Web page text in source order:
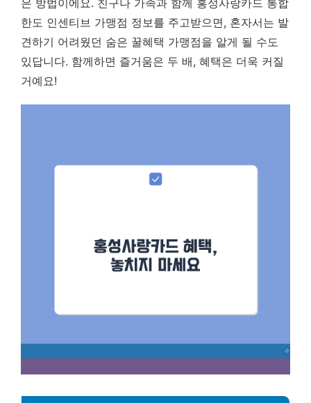
은 방법이에요. 친구나 가족과 함께 홍성사랑카드 통합
한도 인센티브 가맹점 정보를 주고받으면, 혼자서는 발
견하기 어려웠던 숨은 꿀혜택 가맹점을 알게 될 수도
있답니다. 함께하면 즐거움은 두 배, 혜택은 더욱 커질
거예요!